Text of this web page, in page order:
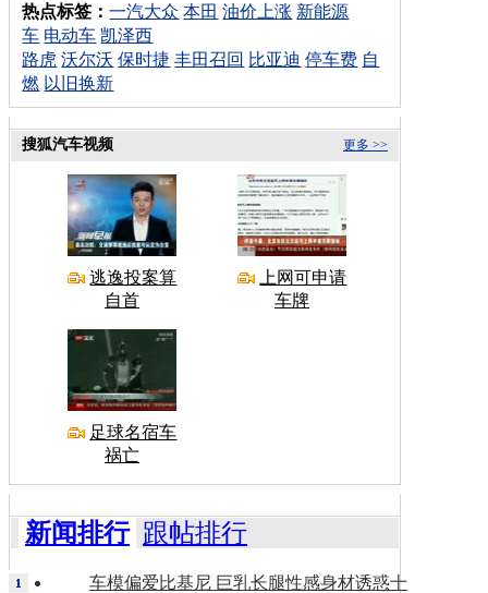
热点标签：一汽大众 本田 油价上涨 新能源
车 电动车 凯泽西
路虎 沃尔沃 保时捷 丰田召回 比亚迪 停车费 自
燃 以旧换新
更多 >>
搜狐汽车视频
逃逸投案算
自首
上网可申请
车牌
足球名宿车
祸亡
新闻排行 跟帖排行
车模偏爱比基尼 巨乳长腿性感身材诱惑十